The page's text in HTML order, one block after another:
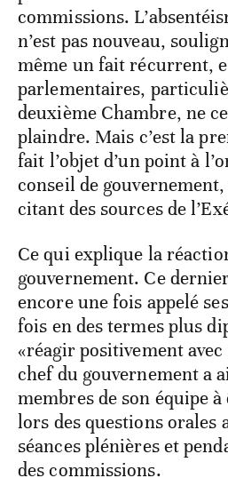
commissions.
n’est pas nouveau,
même un fait récurrent,
parlementaires,
deuxième Chambre, ne
plaindre. Mais c’est la
fait l’objet d’un point à
conseil de
citant des sources de
Ce qui explique la
gouvernement. Ce
encore une fois appelé
fois en des termes plus
«réagir positivement
chef du gouvernement a
membres de son équipe
lors des questions orales
séances plénières et
des commissions.